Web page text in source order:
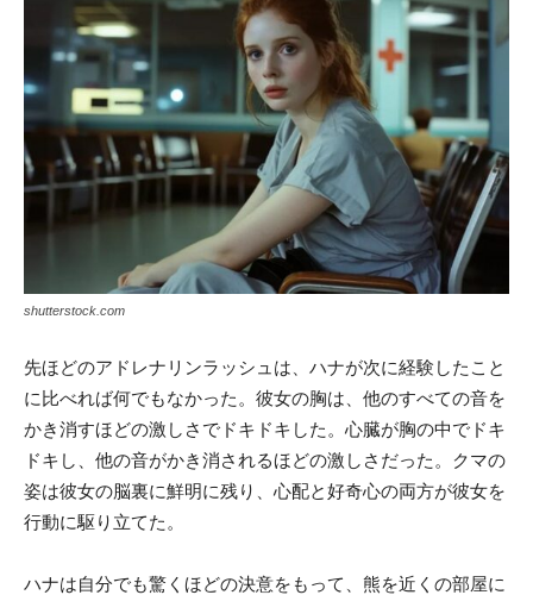
shutterstock.com
先ほどのアドレナリンラッシュは、ハナが次に経験したこと
に比べれば何でもなかった。彼女の胸は、他のすべての音を
かき消すほどの激しさでドキドキした。心臓が胸の中でドキ
ドキし、他の音がかき消されるほどの激しさだった。クマの
姿は彼女の脳裏に鮮明に残り、心配と好奇心の両方が彼女を
行動に駆り立てた。
ハナは自分でも驚くほどの決意をもって、熊を近くの部屋に